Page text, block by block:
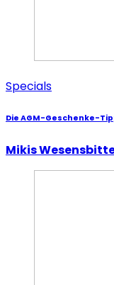
Specials
Die AGM-Geschenke-
Mikis